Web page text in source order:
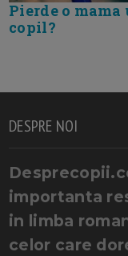
Pierde o
copil?
DESPRE NOI
importanta
in limba
celor care